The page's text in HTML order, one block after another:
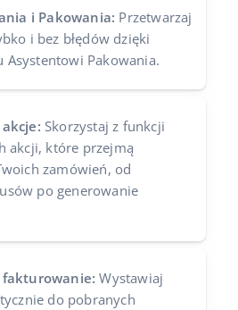
i Pakowania: Przetwarzaj
i bez błędów dzięki
Asystentowi Pakowania.
Skorzystaj z funkcji
akcji, które przejmą
zamówień, od
po generowanie
Wystawiaj
do pobranych